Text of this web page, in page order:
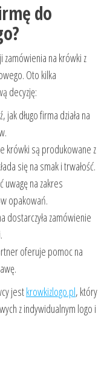
do
na krówki z
Oto kilka
decyzję:
jak długo firma działa na
krówki są produkowane z
się na smak i trwałość.
uwagę na zakres
opakowań.
dostarczyła zamówienie
oferuje pomoc na
jestkrowkizlogo.pl, który
z indywidualnym logo i